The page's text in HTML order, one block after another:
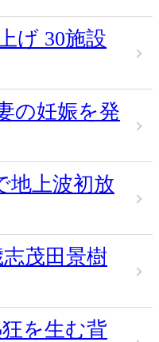
げ 30施設
の妊娠を発
地上波初放
志茂田景樹
を生む背